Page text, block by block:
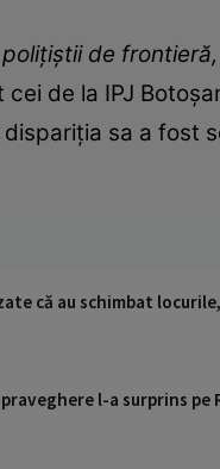
poliţiştii de
cei de la IPJ
sa a fost
că au schimbat
l-a surprins